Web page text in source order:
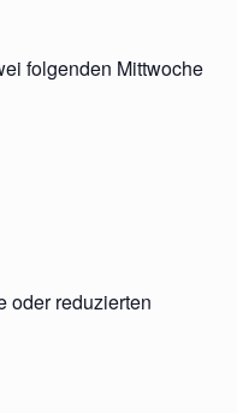
folgenden Mittwoche
oder reduzierten